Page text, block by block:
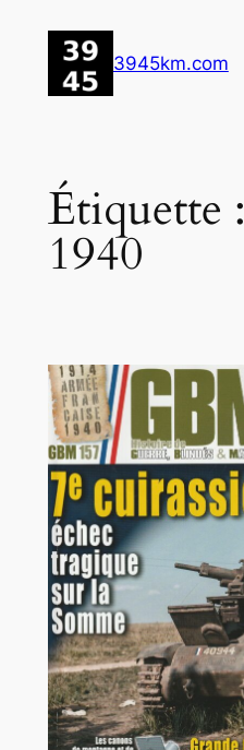
contenu
3945km.com
Étiquette :
1940